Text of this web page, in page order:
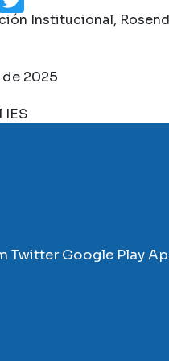
Institucional,
2025
IES
Twitter Google Play